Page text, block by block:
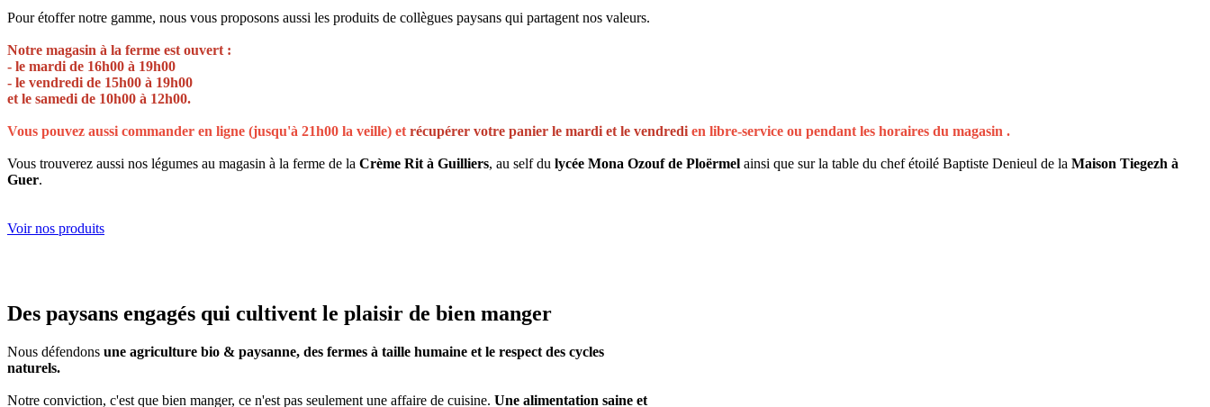
Pour étoffer notre gamme, nous vous proposons aussi les produits de collègues paysans qui partagent nos valeurs.
Notre magasin à la ferme est ouvert :
- le mardi de 16h00 à 19h00
- le vendredi de 15h00 à 19h00
et le samedi de 10h00 à 12h00.
Vous pouvez aussi commander en ligne (jusqu'à 21h00 la veille) et récupérer votre panier le mardi et le vendredi en libre-service ou pendant les horaires du magasin .
Vous trouverez aussi nos légumes au magasin à la ferme de la Crème Rit à Guilliers, au self du lycée Mona Ozouf de Ploërmel ainsi que sur la table du chef étoilé Baptiste Denieul de la Maison Tiegezh à
Guer.
Voir nos produits
Des paysans engagés qui cultivent le plaisir de bien manger
Nous défendons une agriculture bio & paysanne, des fermes à taille humaine et le respect des cycles
naturels.
Notre conviction, c'est que bien manger, ce n'est pas seulement une affaire de cuisine. Une alimentation saine et